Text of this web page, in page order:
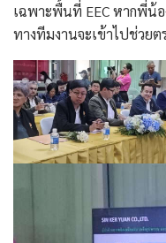
เฉพาะพื้นที่ EEC หากพี่น้
ทางทีมงานจะเข้าไปช่วยต